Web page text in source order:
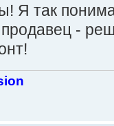
Я так
-